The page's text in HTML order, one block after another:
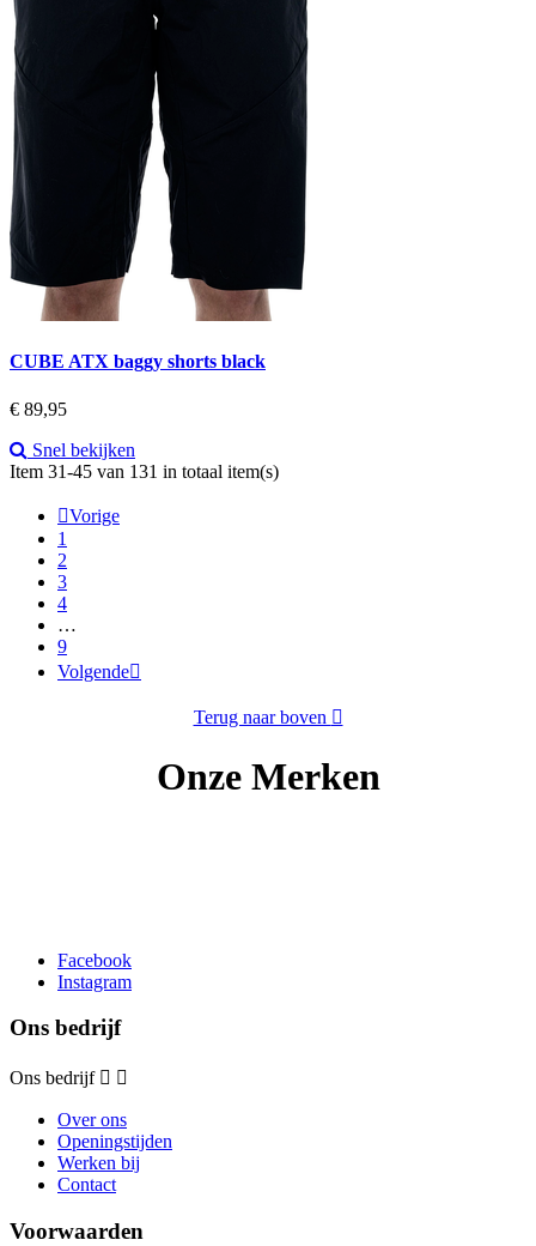
CUBE ATX baggy shorts black
Prijs
€ 89,95
Snel bekijken
Item 31-45 van 131 in totaal item(s)
Vorige
1
2
3
4
…
9
Volgende
Terug naar boven 
Onze Merken
Facebook
Instagram
Ons bedrijf
Ons bedrijf  
Over ons
Openingstijden
Werken bij
Contact
Voorwaarden